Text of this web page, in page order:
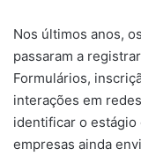
Nos últimos anos,
passaram a
Formulários,
interações em
identificar o estágio
empresas ainda